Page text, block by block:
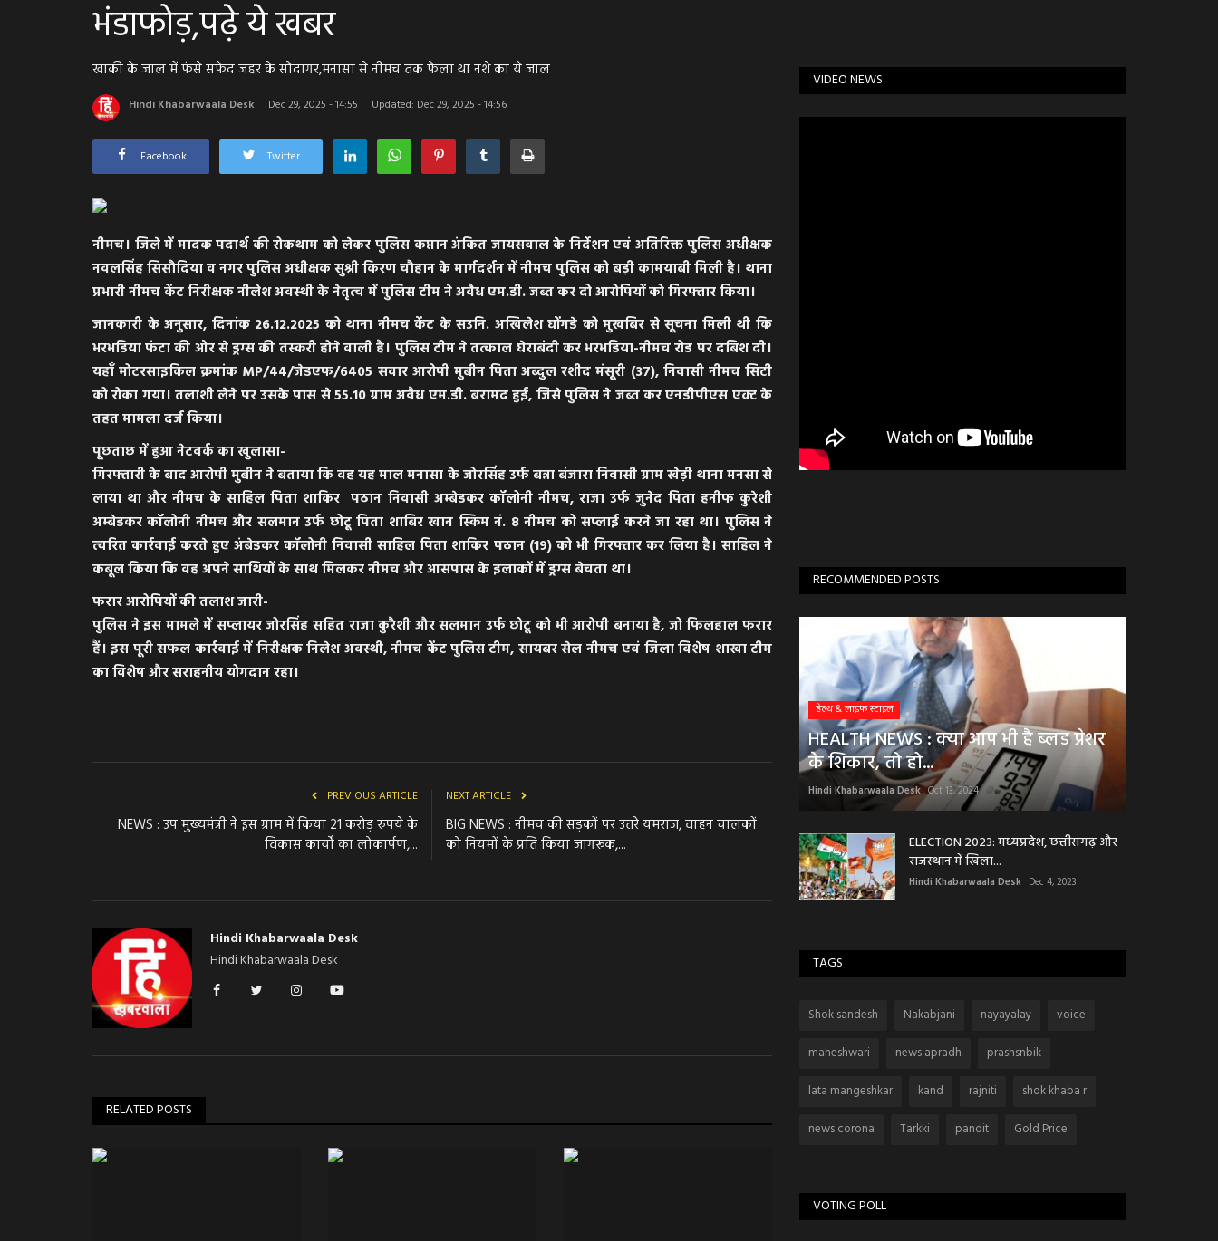
भंडाफोड़,पढ़े ये खबर
खाकी के जाल में फंसे सफेद जहर के सौदागर,मनासा से नीमच तक फैला था नशे का ये जाल
Hindi Khabarwaala Desk Dec 29, 2025 - 14:55 Updated: Dec 29, 2025 - 14:56
Facebook Twitter
नीमच। जिले में मादक पदार्थ की रोकथाम को लेकर पुलिस कप्तान अंकित जायसवाल के निर्देशन एवं अतिरिक्त पुलिस अधीक्षक
नवलसिंह सिसौदिया व नगर पुलिस अधीक्षक सुश्री किरण चौहान के मार्गदर्शन में नीमच पुलिस को बड़ी कामयाबी मिली है। थाना
प्रभारी नीमच केंट निरीक्षक नीलेश अवस्थी के नेतृत्व में पुलिस टीम ने अवैध एम.डी. जब्त कर दो आरोपियों को गिरफ्तार किया।
जानकारी के अनुसार, दिनांक 26.12.2025 को थाना नीमच केंट के सउनि. अखिलेश घोंगडे को मुखबिर से सूचना मिली थी कि
भरभडिया फंटा की ओर से ड्रग्स की तस्करी होने वाली है। पुलिस टीम ने तत्काल घेराबंदी कर भरभडिया-नीमच रोड पर दबिश दी।
यहाँ मोटरसाइकिल क्रमांक MP/44/जेडएफ/6405 सवार आरोपी मुबीन पिता अब्दुल रशीद मंसूरी (37), निवासी नीमच सिटी
को रोका गया। तलाशी लेने पर उसके पास से 55.10 ग्राम अवैध एम.डी. बरामद हुई, जिसे पुलिस ने जब्त कर एनडीपीएस एक्ट के
तहत मामला दर्ज किया।
​पूछताछ में हुआ नेटवर्क का खुलासा-
गिरफ्तारी के बाद आरोपी मुबीन ने बताया कि वह यह माल मनासा के जोरसिंह उर्फ बन्ना बंजारा निवासी ग्राम खेड़ी थाना मनसा से
लाया था और नीमच के साहिल पिता शाकिर पठान निवासी अम्बेडकर कॉलोनी नीमच, राजा उर्फ जुनेद पिता हनीफ कुरेशी
अम्बेडकर कॉलोनी नीमच और सलमान उर्फ छोटू पिता शाबिर खान स्किम नं. 8 नीमच को सप्लाई करने जा रहा था। पुलिस ने
त्वरित कार्रवाई करते हुए अंबेडकर कॉलोनी निवासी साहिल पिता शाकिर पठान (19) को भी गिरफ्तार कर लिया है। साहिल ने
कबूल किया कि वह अपने साथियों के साथ मिलकर नीमच और आसपास के इलाकों में ड्रग्स बेचता था।​
फरार आरोपियों की तलाश जारी-
पुलिस ने इस मामले में सप्लायर जोरसिंह सहित राजा कुरैशी और सलमान उर्फ छोटू को भी आरोपी बनाया है, जो फिलहाल फरार
हैं। इस पूरी सफल कार्रवाई में निरीक्षक निलेश अवस्थी, नीमच केंट पुलिस टीम, सायबर सेल नीमच एवं जिला विशेष शाखा टीम
का विशेष और सराहनीय योगदान रहा।
PREVIOUS ARTICLE
NEWS : उप मुख्यमंत्री ने इस ग्राम में किया 21 करोड़ रुपये के
विकास कार्यों का लोकार्पण,...
NEXT ARTICLE
BIG NEWS : नीमच की सड़कों पर उतरे यमराज, वाहन चालकों
को नियमों के प्रति किया जागरूक,...
Hindi Khabarwaala Desk
Hindi Khabarwaala Desk
RELATED POSTS
VIDEO NEWS
RECOMMENDED POSTS
हेल्थ & लाइफ स्टाइल
HEALTH NEWS : क्या आप भी है ब्लड प्रेशर
के शिकार, तो हो...
Hindi Khabarwaala Desk Oct 13, 2024
ELECTION 2023: मध्यप्रदेश, छत्तीसगढ़ और
राजस्थान में खिला...
Hindi Khabarwaala Desk Dec 4, 2023
TAGS
Shok sandesh Nakabjani nayayalay
voice
maheshwari
news apradh
prashsnbik
lata mangeshkar
kand rajniti
shok khaba r
news corona
Tarkki pandit Gold Price
VOTING POLL